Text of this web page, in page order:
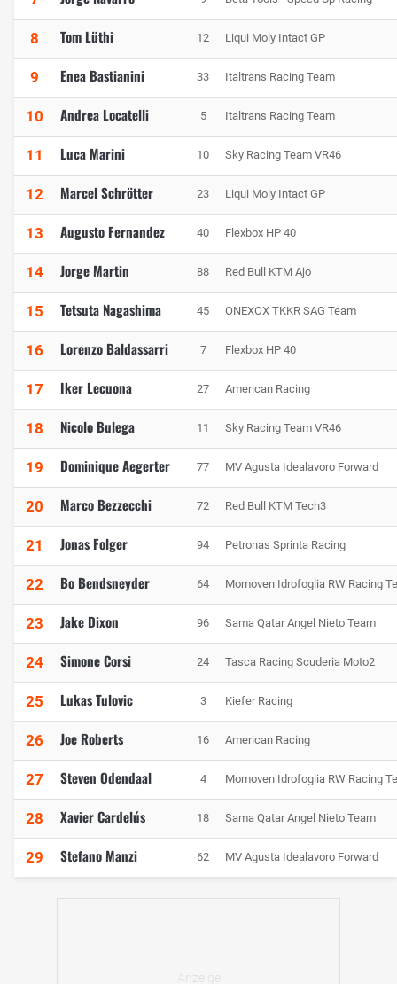
8 Tom Lüthi 12 Liqui Moly Intact GP
9 Enea Bastianini 33 Italtrans Racing Team
10 Andrea Locatelli 5 Italtrans Racing Team
11 Luca Marini 10 Sky Racing Team VR46
12 Marcel Schrötter 23 Liqui Moly Intact GP
13 Augusto Fernandez 40 Flexbox HP 40
14 Jorge Martin 88 Red Bull KTM Ajo
15 Tetsuta Nagashima 45 ONEXOX TKKR SAG Team
16 Lorenzo Baldassarri 7 Flexbox HP 40
17 Iker Lecuona 27 American Racing
18 Nicolo Bulega 11 Sky Racing Team VR46
19 Dominique Aegerter 77 MV Agusta Idealavoro Forward
20 Marco Bezzecchi 72 Red Bull KTM Tech3
21 Jonas Folger 94 Petronas Sprinta Racing
22 Bo Bendsneyder 64 Momoven Idrofoglia RW Racing
23 Jake Dixon 96 Sama Qatar Angel Nieto Team
24 Simone Corsi 24 Tasca Racing Scuderia Moto2
25 Lukas Tulovic 3 Kiefer Racing
26 Joe Roberts 16 American Racing
27 Steven Odendaal 4 Momoven Idrofoglia RW Racing
28 Xavier Cardelús 18 Sama Qatar Angel Nieto Team
29 Stefano Manzi 62 MV Agusta Idealavoro Forward